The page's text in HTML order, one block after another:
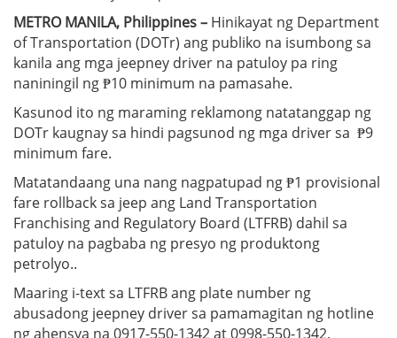
METRO MANILA, Philippines – Hinikayat ng Department
of Transportation (DOTr) ang publiko na isumbong sa
kanila ang mga jeepney driver na patuloy pa ring
naniningil ng ₱10 minimum na pamasahe.
Kasunod ito ng maraming reklamong natatanggap ng
DOTr kaugnay sa hindi pagsunod ng mga driver sa ₱9
minimum fare.
Matatandaang una nang nagpatupad ng ₱1 provisional
fare rollback sa jeep ang Land Transportation
Franchising and Regulatory Board (LTFRB) dahil sa
patuloy na pagbaba ng presyo ng produktong
petrolyo..
Maaring i-text sa LTFRB ang plate number ng
abusadong jeepney driver sa pamamagitan ng hotline
ng ahensya na 0917-550-1342 at 0998-550-1342.